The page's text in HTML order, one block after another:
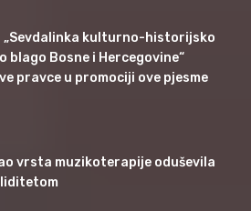
„Sevdalinka kulturno-historijsko
blago Bosne i Hercegovine“
pravce u promociji ove pjesme
vrsta muzikoterapije oduševila